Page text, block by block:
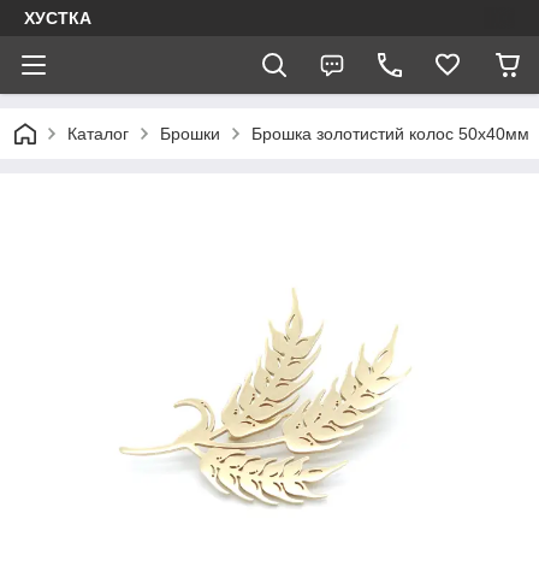
ХУСТКА
Каталог Брошки Брошка золотистий колос 50х40мм